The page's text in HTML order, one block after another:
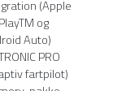
(Apple
og
Auto)
PRO
fartpilot)